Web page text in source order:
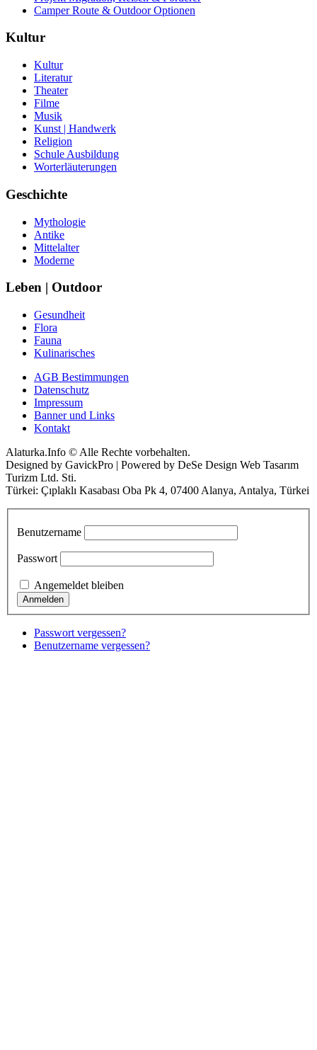
Camper Route & Outdoor Optionen
Kultur
Kultur
Literatur
Theater
Filme
Musik
Kunst | Handwerk
Religion
Schule Ausbildung
Worterläuterungen
Geschichte
Mythologie
Antike
Mittelalter
Moderne
Leben | Outdoor
Gesundheit
Flora
Fauna
Kulinarisches
AGB Bestimmungen
Datenschutz
Impressum
Banner und Links
Kontakt
Alaturka.Info © Alle Rechte vorbehalten.
Designed by GavickPro | Powered by DeSe Design Web Tasarım
Turizm Ltd. Sti.
Türkei: Çıplaklı Kasabası Oba Pk 4, 07400 Alanya, Antalya, Türkei
Benutzername
Passwort
Angemeldet bleiben
Passwort vergessen?
Benutzername vergessen?